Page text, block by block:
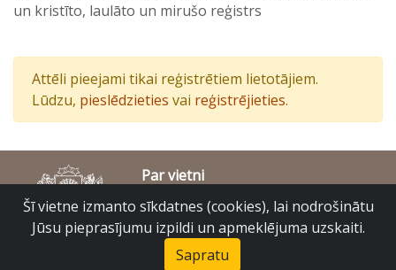
un kristīto, laulāto un mirušo reģistrs
Attēli pieejami tikai reģistrētiem lietotājiem.
Lūdzu, pieslēdzieties vai reģistrējieties.
Par vietni
Piekļūstamības paziņojums
© Latvijas Valsts vēstures arhīvs 2007-2026
Slokas iela 16, Rīga, LV – 1048
Šī vietne izmanto sīkdatnes (cookies), lai nodrošinātu
Jūsu pieprasījumu izpildi un apmeklējuma uzskaiti.
Sapratu